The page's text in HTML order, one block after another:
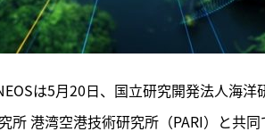
は5月20日、国立研究開発法人海
所 港湾空港技術研究所（PARI）と共